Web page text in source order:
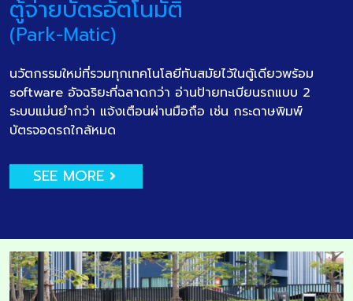
ตู้จ่ายบัตรอัตโนมัติ
(Park-Matic)
นวัตกรรมใหม่ที่รวมทุกเทคโนโลยีทันสมัยไว้ในตู้เดียวพร้อม
software อัจฉริยะที่ฉลาดกว่า อ่านป้ายทะเบียนรถแบบ 2
ระบบแม่นยำกว่า แจ้งเตือนผ่านมือถือ เช่น กระดาษพิมพ์
บัตรจอดรถใกล้หมด
SEE MORE